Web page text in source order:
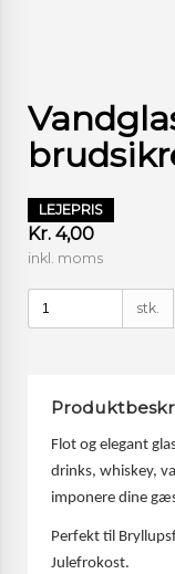
LEJEPRIS
Kr. 4,00
inkl. moms
stk.
Flot og elegant
drinks, whiskey,
imponere dine
Perfekt til
Julefrokost.